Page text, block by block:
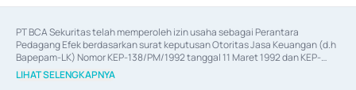
PT BCA Sekuritas telah memperoleh izin usaha sebagai Perantara
Pedagang Efek berdasarkan surat keputusan Otoritas Jasa Keuangan (d.h
Bapepam-LK) Nomor KEP-138/PM/1992 tanggal 11 Maret 1992 dan KEP-
06/D.04/2014 tanggal 28 Februari 2014, izin usaha sebagai Penjamin Emisi
Efek berdasarkan surat keputusan Otoritas Jasa Keuangan Nomor KEP-
LIHAT SELENGKAPNYA